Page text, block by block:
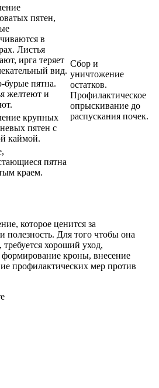
пятен,
в
Листья
ирга теряет
вид.
Сбор и
уничтожение
остатков.
Профилактическое
опрыскивание до
распускания почек.
бурые пятна.
желтеют и
крупных
пятен с
каймой.
пятна
краем.
которое ценится за
полезность. Для того чтобы она
требуется хороший уход,
кроны, внесение
профилактических мер против